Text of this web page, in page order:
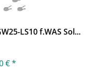
LS10 f.WAS Sol...
€ *